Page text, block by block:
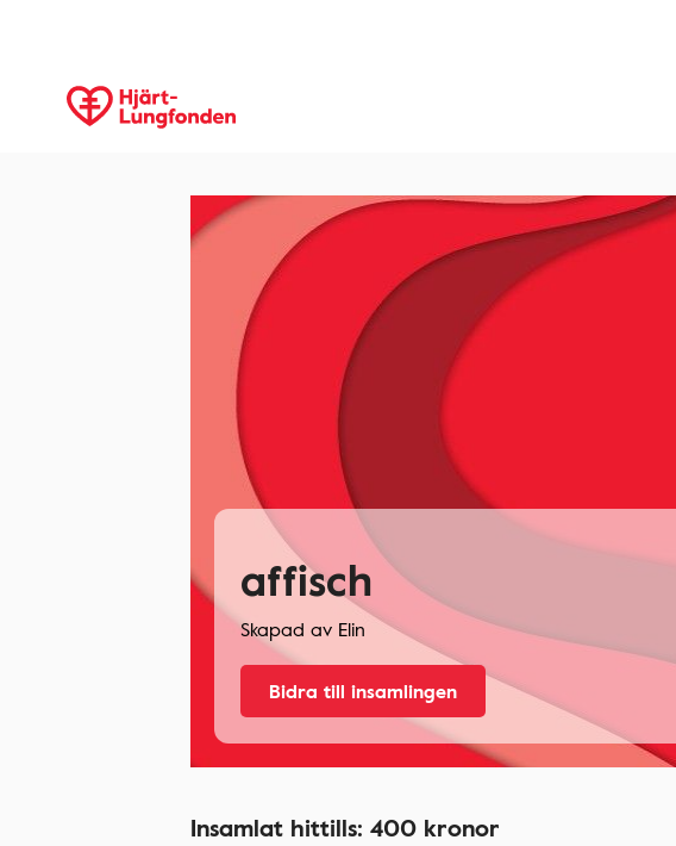
affisch
Skapad av Elin
Bidra till insamlingen
Insamlat hittills: 400 kronor